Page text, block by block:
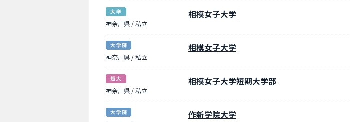
神奈川県 / 私立
相模女子大学
神奈川県 / 私立
相模女子大学
神奈川県 / 私立
相模女子大学短期大学部
作新学院大学